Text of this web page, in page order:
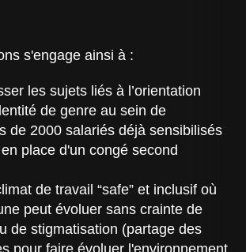
s'engage ainsi à :
les sujets liés à l’orientation
de genre au sein de
de 2000 salariés déjà sensibilisés
place d'un congé second
de travail “safe” et inclusif où
peut évoluer sans crainte de
de stigmatisation (partage des